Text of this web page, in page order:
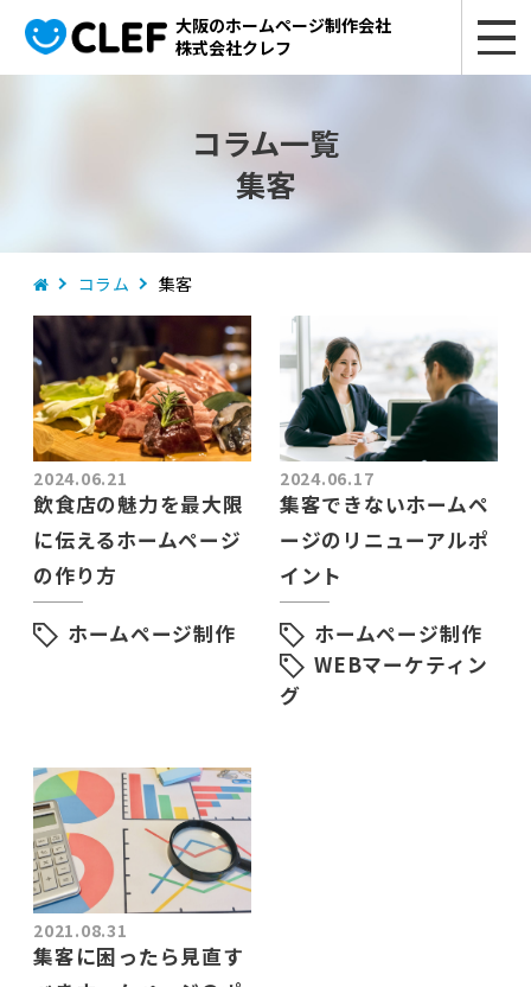
大阪のホームページ制作会社
株式会社クレフ
コラム一覧
集客
コラム 集客
2024.06.21
飲食店の魅力を最大限
に伝えるホームページ
の作り方
ホームページ制作
2024.06.17
集客できないホームペ
ージのリニューアルポ
イント
ホームページ制作
WEBマーケティン
グ
2021.08.31
集客に困ったら見直す